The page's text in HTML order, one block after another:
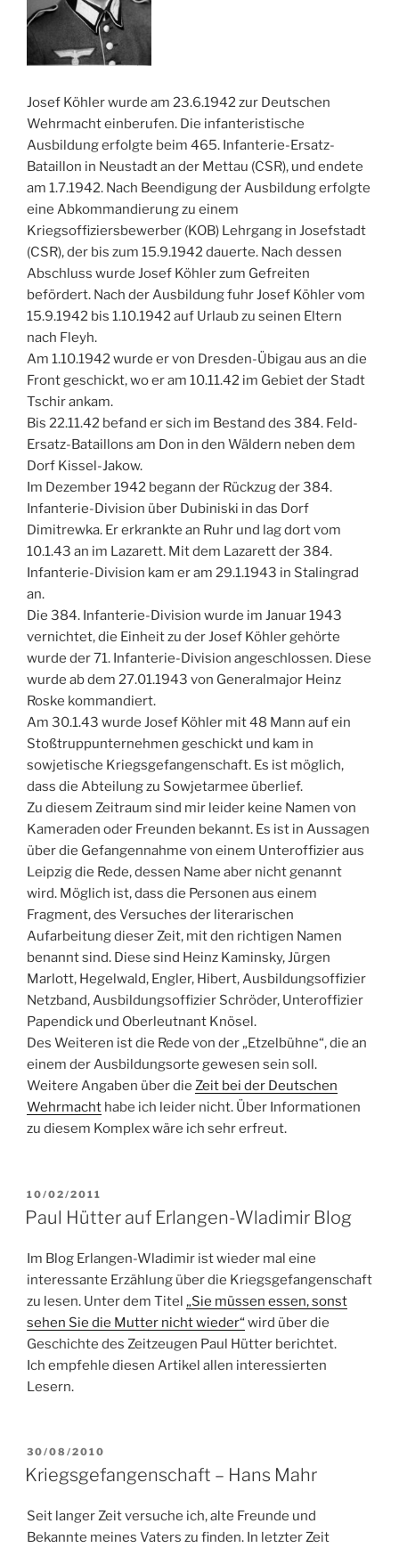
Josef Köhler wurde am 23.6.1942 zur Deutschen
Wehrmacht einberufen. Die infanteristische
Ausbildung erfolgte beim 465. Infanterie-Ersatz-
Bataillon in Neustadt an der Mettau (CSR), und endete
am 1.7.1942. Nach Beendigung der Ausbildung erfolgte
eine Abkommandierung zu einem
Kriegsoffiziersbewerber (KOB) Lehrgang in Josefstadt
(CSR), der bis zum 15.9.1942 dauerte. Nach dessen
Abschluss wurde Josef Köhler zum Gefreiten
befördert. Nach der Ausbildung fuhr Josef Köhler vom
15.9.1942 bis 1.10.1942 auf Urlaub zu seinen Eltern
nach Fleyh.
Am 1.10.1942 wurde er von Dresden-Übigau aus an die
Front geschickt, wo er am 10.11.42 im Gebiet der Stadt
Tschir ankam.
Bis 22.11.42 befand er sich im Bestand des 384. Feld-
Ersatz-Bataillons am Don in den Wäldern neben dem
Dorf Kissel-Jakow.
Im Dezember 1942 begann der Rückzug der 384.
Infanterie-Division über Dubiniski in das Dorf
Dimitrewka. Er erkrankte an Ruhr und lag dort vom
10.1.43 an im Lazarett. Mit dem Lazarett der 384.
Infanterie-Division kam er am 29.1.1943 in Stalingrad
an.
Die 384. Infanterie-Division wurde im Januar 1943
vernichtet, die Einheit zu der Josef Köhler gehörte
wurde der 71. Infanterie-Division angeschlossen. Diese
wurde ab dem 27.01.1943 von Generalmajor Heinz
Roske kommandiert.
Am 30.1.43 wurde Josef Köhler mit 48 Mann auf ein
Stoßtruppunternehmen geschickt und kam in
sowjetische Kriegsgefangenschaft. Es ist möglich,
dass die Abteilung zu Sowjetarmee überlief.
Zu diesem Zeitraum sind mir leider keine Namen von
Kameraden oder Freunden bekannt. Es ist in Aussagen
über die Gefangennahme von einem Unteroffizier aus
Leipzig die Rede, dessen Name aber nicht genannt
wird. Möglich ist, dass die Personen aus einem
Fragment, des Versuches der literarischen
Aufarbeitung dieser Zeit, mit den richtigen Namen
benannt sind. Diese sind Heinz Kaminsky, Jürgen
Marlott, Hegelwald, Engler, Hibert, Ausbildungsoffizier
Netzband, Ausbildungsoffizier Schröder, Unteroffizier
Papendick und Oberleutnant Knösel.
Des Weiteren ist die Rede von der „Etzelbühne“, die an
einem der Ausbildungsorte gewesen sein soll.
Weitere Angaben über die Zeit bei der Deutschen
Wehrmacht habe ich leider nicht. Über Informationen
zu diesem Komplex wäre ich sehr erfreut.
VERÖFFENTLICHT
AM
10/02/2011
Paul Hütter auf Erlangen-Wladimir Blog
Im Blog Erlangen-Wladimir ist wieder mal eine
interessante Erzählung über die Kriegsgefangenschaft
zu lesen. Unter dem Titel „Sie müssen essen, sonst
sehen Sie die Mutter nicht wieder“ wird über die
Geschichte des Zeitzeugen Paul Hütter berichtet.
Ich empfehle diesen Artikel allen interessierten
Lesern.
VERÖFFENTLICHT
AM
30/08/2010
Kriegsgefangenschaft – Hans Mahr
Seit langer Zeit versuche ich, alte Freunde und
Bekannte meines Vaters zu finden. In letzter Zeit